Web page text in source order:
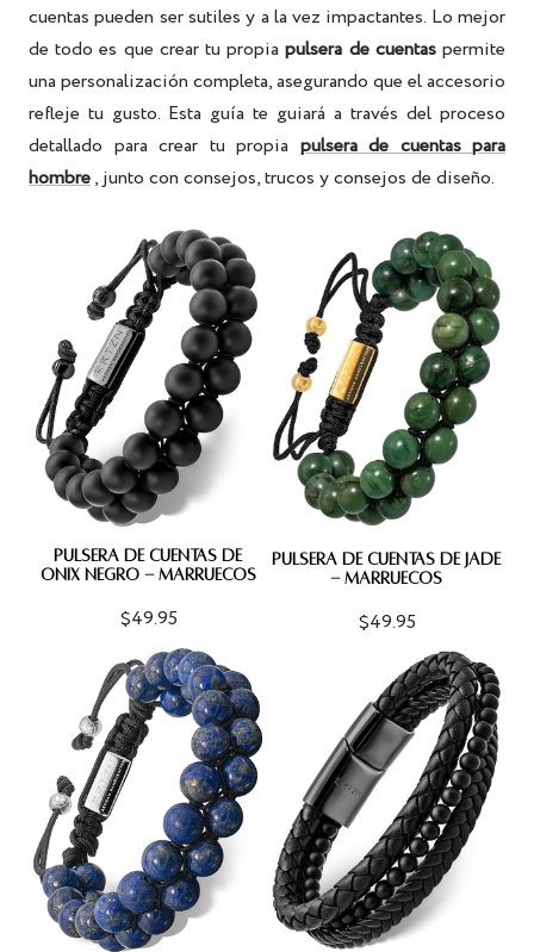
cuentas pueden ser sutiles y a la vez impactantes. Lo mejor
de todo es que crear tu propiapulsera de cuentaspermite
una personalización completa, asegurando que el accesorio
refleje tu gusto. Esta guía te guiará a través del proceso
detallado para crear tu propia pulsera de cuentas para
hombre, junto con consejos, trucos y consejos de diseño.
PULSERA DE CUENTAS DE
ÓNIX NEGRO - MARRUECOS
$49.95
PULSERA DE CUENTAS DE JADE
- MARRUECOS
$49.95